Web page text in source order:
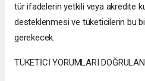
tür ifadelerin yetkili veya akredite
desteklenmesi ve tüketicilerin bu
gerekecek.
TÜKETİCİ YORUMLARI